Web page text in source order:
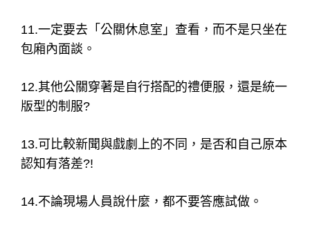
11.一定要去「公關休息室」查看，而不是只坐在
包廂內面談。
12.其他公關穿著是自行搭配的禮便服，還是統一
版型的制服?
13.可比較新聞與戲劇上的不同，是否和自己原本
認知有落差?!
14.不論現場人員說什麼，都不要答應試做。